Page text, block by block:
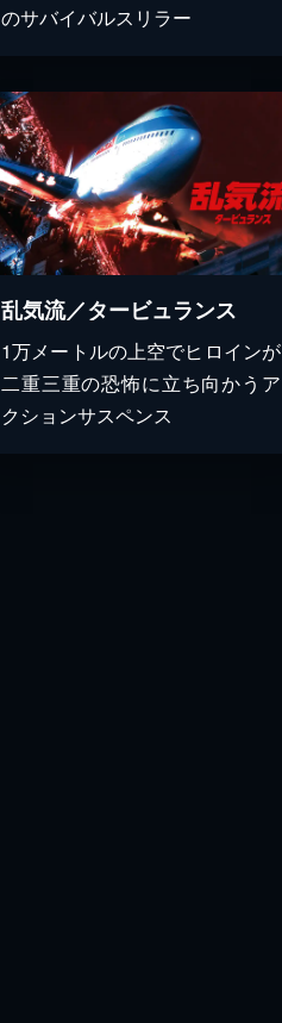
のサバイバルスリラー
乱気流／タービュランス
1万メートルの上空でヒロインが
二重三重の恐怖に立ち向かうア
クションサスペンス